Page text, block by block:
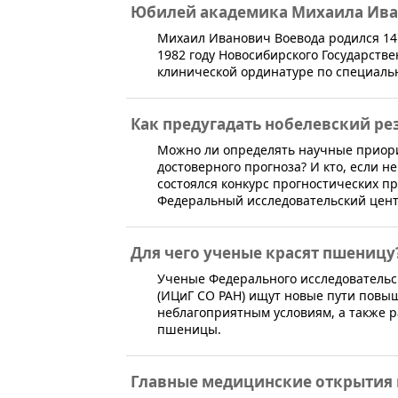
Юбилей академика Михаила
​Михаил Иванович Воевода родился
1982 году Новосибирского
клинической ординатуре по
Как предугадать нобелевский
​Можно ли определять научные
достоверного прогноза? И кто, если
состоялся конкурс прогностических
Федеральный исследовательский
Для чего ученые красят
​​​​Ученые Федерального
(ИЦиГ СО РАН) ищут новые пути
неблагоприятным условиям, а также
пшеницы.
Главные медицинские открытия